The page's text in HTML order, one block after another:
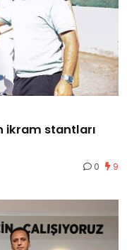
ikram stantları
0 9